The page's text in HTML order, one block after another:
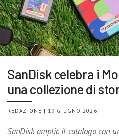
SanDisk celebra i
una collezione di
REDAZIONE | 19 GIUGNO 2026
SanDisk amplia il catalogo con